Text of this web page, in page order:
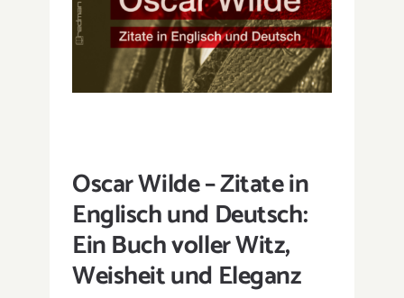
Oscar Wilde – Zitate in
Englisch und Deutsch:
Ein Buch voller Witz,
Weisheit und Eleganz